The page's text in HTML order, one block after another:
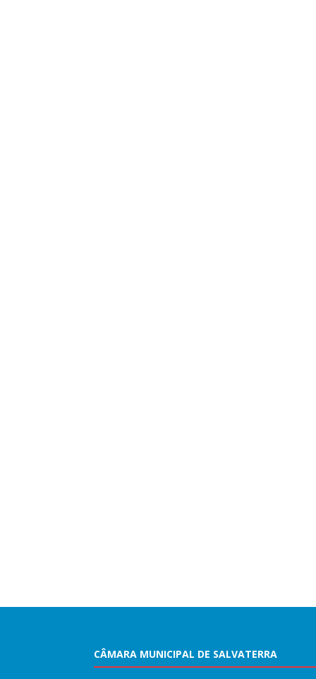
CÂMARA MUNICIPAL DE SALVATERRA